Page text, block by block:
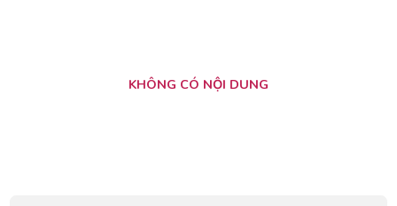
KHÔNG CÓ NỘI DUNG